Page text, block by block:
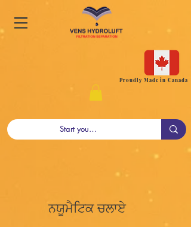
Proudly Made in Canada
ਨਯੂਮੈਟਿਕ ਚਲਾਏ